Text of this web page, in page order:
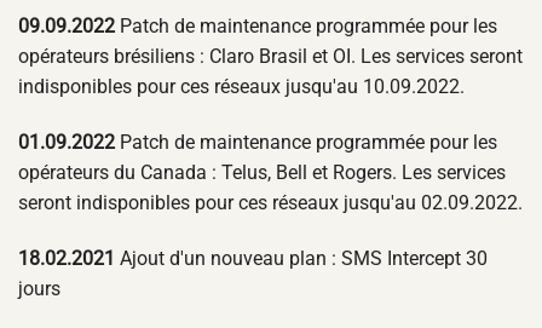
09.09.2022 Patch de maintenance programmée pour les
opérateurs brésiliens : Claro Brasil et OI. Les services seront
indisponibles pour ces réseaux jusqu'au 10.09.2022.
01.09.2022 Patch de maintenance programmée pour les
opérateurs du Canada : Telus, Bell et Rogers. Les services
seront indisponibles pour ces réseaux jusqu'au 02.09.2022.
18.02.2021 Ajout d'un nouveau plan : SMS Intercept 30
jours